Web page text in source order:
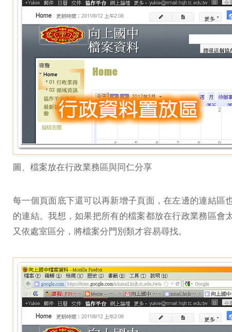
圖、檔案放在行政業務區與同仁分享
每一個頁面底下還可以再新增子頁面，在左邊的連結區
的連結。我想，如果把所有的檔案都放在行政業務區會
又依處室區分，將檔案分門別類才容易尋找。